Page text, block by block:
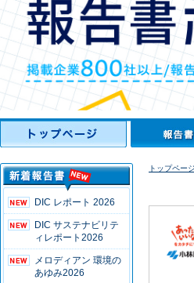
DIC レポート 2026
DIC サステナビリテ
ィレポート2026
メロディアン 環境の
あゆみ2026
トップページ